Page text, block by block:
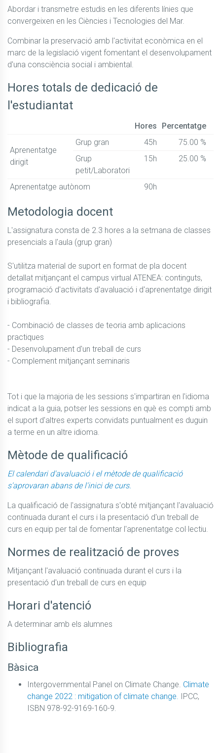
Abordar i transmetre estudis en les diferents línies que
convergeixen en les Ciències i Tecnologies del Mar.
Combinar la preservació amb l'activitat econòmica en el
marc de la legislació vigent fomentant el desenvolupament
d'una consciència social i ambiental.
Hores totals de dedicació de
l'estudiantat
Hores Percentatge
Aprenentatge
dirigit
Grup gran 45h
75.00 %
Grup
petit/Laboratori
15h 25.00 %
Aprenentatge autònom 90h
Metodologia docent
L'assignatura consta de 2.3 hores a la setmana de classes
presencials a l'aula (grup gran)
S'utilitza material de suport en format de pla docent
detallat mitjançant el campus virtual ATENEA: continguts,
programació d'activitats d'avaluació i d'aprenentatge dirigit
i bibliografia.
- Combinació de classes de teoria amb aplicacions
practiques
- Desenvolupament d'un treball de curs
- Complement mitjançant seminaris
Tot i que la majoria de les sessions s'impartiran en l'idioma
indicat a la guia, potser les sessions en què es compti amb
el suport d'altres experts convidats puntualment es duguin
a terme en un altre idioma.
Mètode de qualificació
El calendari d'avaluació i el mètode de qualificació
s'aprovaran abans de l'inici de curs.
La qualificació de l'assignatura s'obté mitjançant l'avaluació
continuada durant el curs i la presentació d'un treball de
curs en equip per tal de fomentar l'aprenentatge col·lectiu.
Normes de realització de proves
Mitjançant l'avaluació continuada durant el curs i la
presentació d'un treball de curs en equip
Horari d'atenció
A determinar amb els alumnes
Bibliografia
Bàsica
Intergovernmental Panel on Climate Change. Climate
change 2022 : mitigation of climate change. IPCC,
ISBN 978-92-9169-160-9.